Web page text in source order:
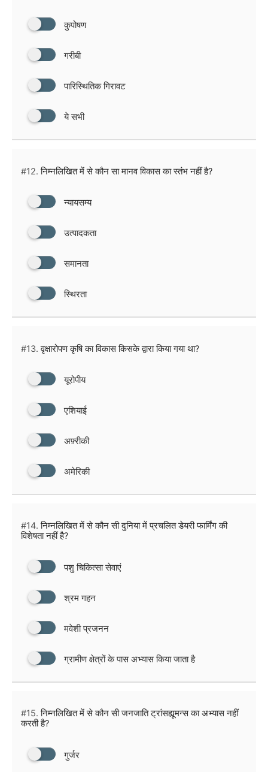
कुपोषण
गरीबी
पारिस्थितिक गिरावट
ये सभी
#12. निम्नलिखित में से कौन सा मानव विकास का स्तंभ नहीं है?
न्यायसम्य
उत्पादकता
समानता
स्थिरता
#13. वृक्षारोपण कृषि का विकास किसके द्वारा किया गया था?
यूरोपीय
एशियाई
अफ़्रीकी
अमेरिकी
#14. निम्नलिखित में से कौन सी दुनिया में प्रचलित डेयरी फार्मिंग की
विशेषता नहीं है?
पशु चिकित्सा सेवाएं
श्रम गहन
मवेशी प्रजनन
ग्रामीण क्षेत्रों के पास अभ्यास किया जाता है
#15. निम्नलिखित में से कौन सी जनजाति ट्रांसह्यूमन्स का अभ्यास नहीं
करती है?
गुर्जर